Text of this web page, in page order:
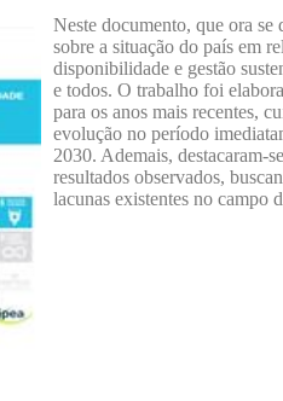
Neste documento, que ora
sobre a situação do país em
disponibilidade e gestão
e todos. O trabalho foi
para os anos mais recentes,
evolução no período
2030. Ademais, destacaram-
resultados observados,
lacunas existentes no campo